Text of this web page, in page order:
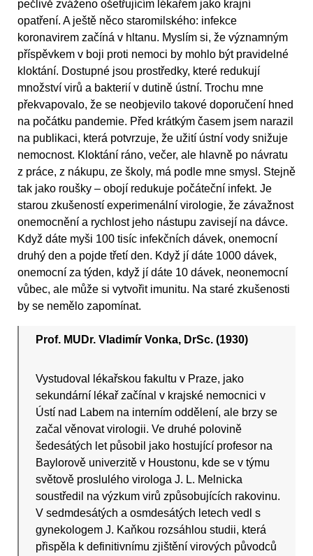
pečlivě zváženo ošetřujícím lékařem jako krajní
opatření. A ještě něco staromilského: infekce
koronavirem začíná v hltanu. Myslím si, že významným
příspěvkem v boji proti nemoci by mohlo být pravidelné
kloktání. Dostupné jsou prostředky, které redukují
množství virů a bakterií v dutině ústní. Trochu mne
překvapovalo, že se neobjevilo takové doporučení hned
na počátku pandemie. Před krátkým časem jsem narazil
na publikaci, která potvrzuje, že užití ústní vody snižuje
nemocnost. Kloktání ráno, večer, ale hlavně po návratu
z práce, z nákupu, ze školy, má podle mne smysl. Stejně
tak jako roušky – obojí redukuje počáteční infekt. Je
starou zkušeností experimenální virologie, že závažnost
onemocnění a rychlost jeho nástupu zavisejí na dávce.
Když dáte myši 100 tisíc infekčních dávek, onemocní
druhý den a pojde třetí den. Když jí dáte 1000 dávek,
onemocní za týden, když jí dáte 10 dávek, neonemocní
vůbec, ale může si vytvořit imunitu. Na staré zkušenosti
by se nemělo zapomínat.
Prof. MUDr. Vladimír Vonka, DrSc. (1930)
Vystudoval lékařskou fakultu v Praze, jako
sekundární lékař začínal v krajské nemocnici v
Ústí nad Labem na interním oddělení, ale brzy se
začal věnovat virologii. Ve druhé polovině
šedesátých let působil jako hostující profesor na
Baylorově univerzitě v Houstonu, kde se v týmu
světově proslulého virologa J. L. Melnicka
soustředil na výzkum virů způsobujících rakovinu.
V sedmdesátých a osmdesátých letech vedl s
gynekologem J. Kaňkou rozsáhlou studii, která
přispěla k definitivnímu zjištění virových původců